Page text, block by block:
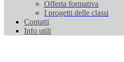
Offerta formativa
I progetti delle classi
Contatti
Info utili